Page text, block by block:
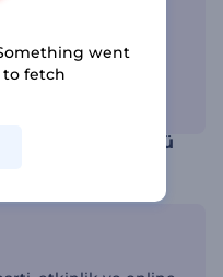
kendi
elde etmek
ekleyin.
aracı ile ürkütücü
went
to fetch